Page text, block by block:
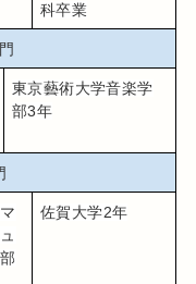
科卒業
東京藝術大学音楽学
部3年
佐賀大学2年